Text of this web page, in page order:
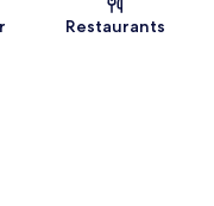
Restaurants